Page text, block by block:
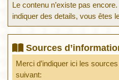
Le contenu n’existe pas
indiquer des details, vous êtes
Sources
Merci d’indiquer ici les
suivant: